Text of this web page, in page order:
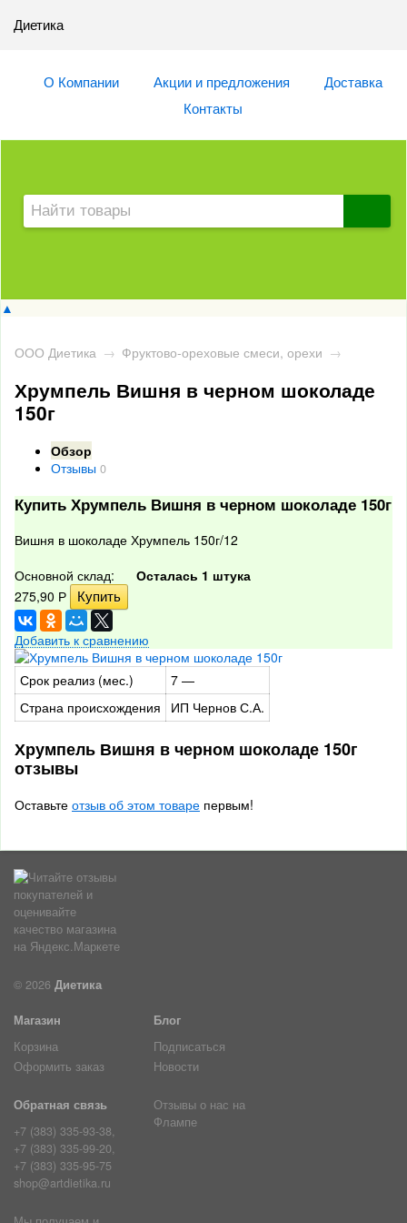
Диетика
О Компании Акции и предложения
Доставка
Контакты
▲
ООО Диетика → Фруктово-ореховые смеси, орехи →
Хрумпель Вишня в черном шоколаде
150г
Обзор
Отзывы 0
Купить Хрумпель Вишня в черном шоколаде 150г
Вишня в шоколаде Хрумпель 150г/12
Основной склад:
Осталась 1 штука
275,90 Р
Добавить к сравнению
Срок реализ (мес.)
7 —
Страна происхождения
ИП Чернов С.А.
Хрумпель Вишня в черном шоколаде 150г
отзывы
Оставьте отзыв об этом товаре первым!
© 2026 Диетика
Магазин
Корзина
Оформить заказ
Блог
Подписаться
Новости
Обратная связь
+7 (383) 335-93-38,
+7 (383) 335-99-20,
+7 (383) 335-95-75
shop@artdietika.ru
Отзывы о нас на
Флампе